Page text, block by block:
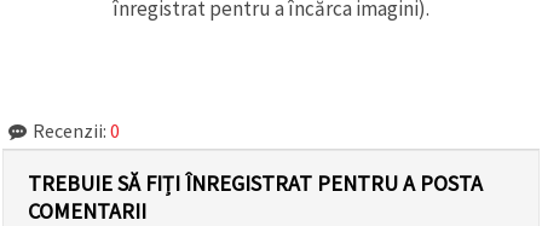
înregistrat pentru a încărca imagini).
Recenzii: 0
TREBUIE SĂ FIȚI ÎNREGISTRAT PENTRU A POSTA
COMENTARII